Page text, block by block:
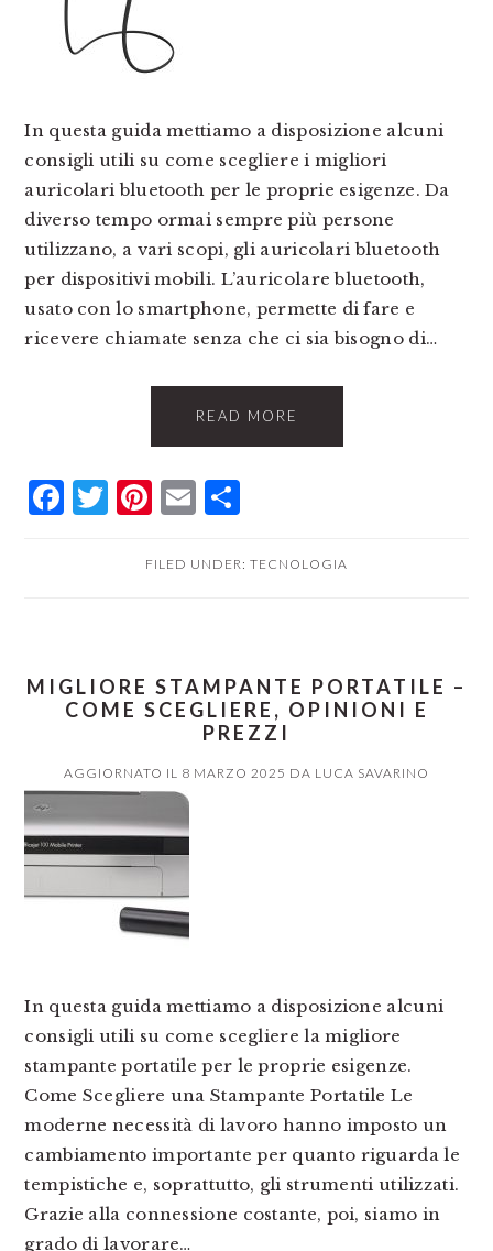
In questa guida mettiamo a disposizione alcuni
consigli utili su come scegliere i migliori
auricolari bluetooth per le proprie esigenze. Da
diverso tempo ormai sempre più persone
utilizzano, a vari scopi, gli auricolari bluetooth
per dispositivi mobili. L’auricolare bluetooth,
usato con lo smartphone, permette di fare e
ricevere chiamate senza che ci sia bisogno di…
READ MORE
Facebook
Twitter
Pinterest
Email
FILED UNDER: TECNOLOGIA
MIGLIORE STAMPANTE PORTATILE –
COME SCEGLIERE, OPINIONI E
PREZZI
AGGIORNATO IL 8 MARZO 2025 DA LUCA SAVARINO
In questa guida mettiamo a disposizione alcuni
consigli utili su come scegliere la migliore
stampante portatile per le proprie esigenze.
Come Scegliere una Stampante Portatile Le
moderne necessità di lavoro hanno imposto un
cambiamento importante per quanto riguarda le
tempistiche e, soprattutto, gli strumenti utilizzati.
Grazie alla connessione costante, poi, siamo in
grado di lavorare…